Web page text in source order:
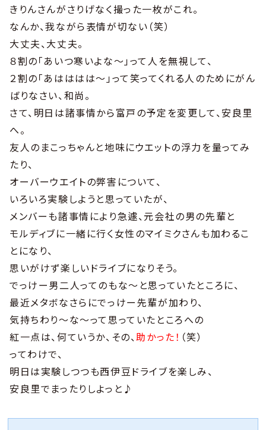
きりんさんがさりげなく撮った一枚がこれ。
なんか、我ながら表情が切ない（笑）
大丈夫、大丈夫。
８割の「あいつ寒いよな〜」って人を無視して、
２割の「あはははは〜」って笑ってくれる人のためにがん
ばりなさい、和尚。
さて、明日は諸事情から富戸の予定を変更して、安良里
へ。
友人のまこっちゃんと地味にウエットの浮力を量ってみ
たり、
オーバーウエイトの弊害について、
いろいろ実験しようと思っていたが、
メンバーも諸事情により急遽、元会社の男の先輩と
モルディブに一緒に行く女性のマイミクさんも加わるこ
とになり、
思いがけず楽しいドライブになりそう。
でっけー男二人ってのもな〜と思っていたところに、
最近メタボなさらにでっけー先輩が加わり、
気持ちわり〜な〜って思っていたところへの
紅一点は、何ていうか、その、助かった！ （笑）
ってわけで、
明日は実験しつつも西伊豆ドライブを楽しみ、
安良里でまったりしよっと♪